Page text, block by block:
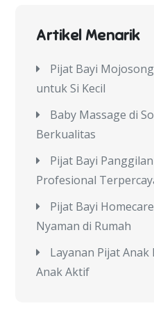
Artikel Menarik
Pijat Bayi
untuk Si Kecil
Baby Massage di
Berkualitas
Pijat Bayi
Profesional
Pijat Bayi
Nyaman di Rumah
Layanan Pijat
Anak Aktif